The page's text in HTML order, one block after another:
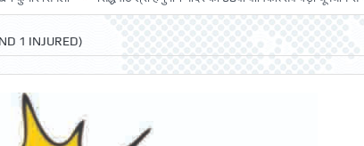
1 INJURED)